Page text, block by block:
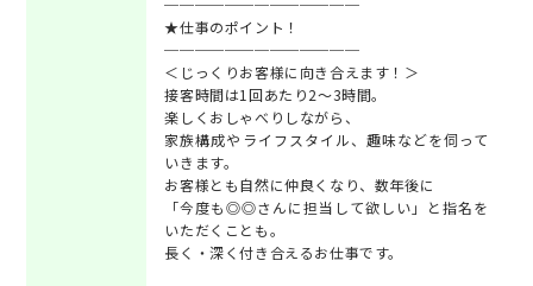
─────────────
★仕事のポイント！
─────────────
＜じっくりお客様に向き合えます！＞
接客時間は1回あたり2～3時間。
楽しくおしゃべりしながら、
家族構成やライフスタイル、趣味などを伺って
いきます。
お客様とも自然に仲良くなり、数年後に
「今度も◎◎さんに担当して欲しい」と指名を
いただくことも。
長く・深く付き合えるお仕事です。